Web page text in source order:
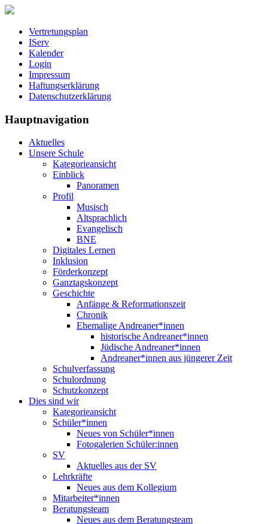
Vertretungsplan
IServ
Kalender
Login
Impressum
Haftungserklärung
Datenschutzerklärung
Hauptnavigation
Aktuelles
Unsere Schule
Kategorieansicht
Einblick
Panoramen
Profil
Musisch
Altsprachlich
Evangelisch
BNE
Digitales Lernen
Inklusion
Förderkonzept
Ganztagskonzept
Geschichte
Anfänge & Reformationszeit
Chronik
Ehemalige Andreaner*innen
historische Andreaner*innen
Jüdische Andreaner*innen
Andreaner*innen aus jüngerer Zeit
Schulverfassung
Schulordnung
Schutzkonzept
Dies sind wir
Kategorieansicht
Schüler*innen
Neues von Schüler*innen
Fotogalerien Schüler:innen
SV
Aktuelles aus der SV
Lehrkräfte
Neues aus dem Kollegium
Mitarbeiter*innen
Beratungsteam
Neues aus dem Beratungsteam